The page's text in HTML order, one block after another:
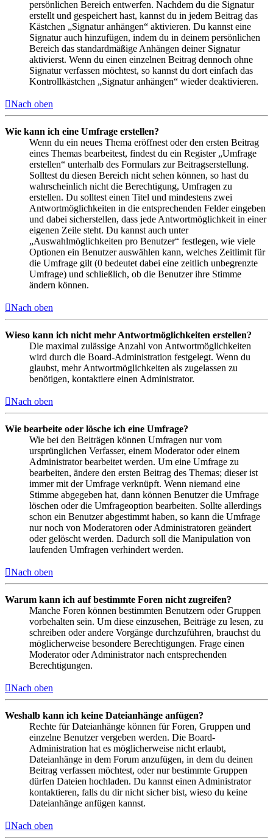
persönlichen Bereich entwerfen. Nachdem du die Signatur
erstellt und gespeichert hast, kannst du in jedem Beitrag das
Kästchen „Signatur anhängen“ aktivieren. Du kannst eine
Signatur auch hinzufügen, indem du in deinem persönlichen
Bereich das standardmäßige Anhängen deiner Signatur
aktivierst. Wenn du einen einzelnen Beitrag dennoch ohne
Signatur verfassen möchtest, so kannst du dort einfach das
Kontrollkästchen „Signatur anhängen“ wieder deaktivieren.
Nach oben
Wie kann ich eine Umfrage erstellen?
Wenn du ein neues Thema eröffnest oder den ersten Beitrag
eines Themas bearbeitest, findest du ein Register „Umfrage
erstellen“ unterhalb des Formulars zur Beitragserstellung.
Solltest du diesen Bereich nicht sehen können, so hast du
wahrscheinlich nicht die Berechtigung, Umfragen zu
erstellen. Du solltest einen Titel und mindestens zwei
Antwortmöglichkeiten in die entsprechenden Felder eingeben
und dabei sicherstellen, dass jede Antwortmöglichkeit in einer
eigenen Zeile steht. Du kannst auch unter
„Auswahlmöglichkeiten pro Benutzer“ festlegen, wie viele
Optionen ein Benutzer auswählen kann, welches Zeitlimit für
die Umfrage gilt (0 bedeutet dabei eine zeitlich unbegrenzte
Umfrage) und schließlich, ob die Benutzer ihre Stimme
ändern können.
Nach oben
Wieso kann ich nicht mehr Antwortmöglichkeiten erstellen?
Die maximal zulässige Anzahl von Antwortmöglichkeiten
wird durch die Board-Administration festgelegt. Wenn du
glaubst, mehr Antwortmöglichkeiten als zugelassen zu
benötigen, kontaktiere einen Administrator.
Nach oben
Wie bearbeite oder lösche ich eine Umfrage?
Wie bei den Beiträgen können Umfragen nur vom
ursprünglichen Verfasser, einem Moderator oder einem
Administrator bearbeitet werden. Um eine Umfrage zu
bearbeiten, ändere den ersten Beitrag des Themas; dieser ist
immer mit der Umfrage verknüpft. Wenn niemand eine
Stimme abgegeben hat, dann können Benutzer die Umfrage
löschen oder die Umfrageoption bearbeiten. Sollte allerdings
schon ein Benutzer abgestimmt haben, so kann die Umfrage
nur noch von Moderatoren oder Administratoren geändert
oder gelöscht werden. Dadurch soll die Manipulation von
laufenden Umfragen verhindert werden.
Nach oben
Warum kann ich auf bestimmte Foren nicht zugreifen?
Manche Foren können bestimmten Benutzern oder Gruppen
vorbehalten sein. Um diese einzusehen, Beiträge zu lesen, zu
schreiben oder andere Vorgänge durchzuführen, brauchst du
möglicherweise besondere Berechtigungen. Frage einen
Moderator oder Administrator nach entsprechenden
Berechtigungen.
Nach oben
Weshalb kann ich keine Dateianhänge anfügen?
Rechte für Dateianhänge können für Foren, Gruppen und
einzelne Benutzer vergeben werden. Die Board-
Administration hat es möglicherweise nicht erlaubt,
Dateianhänge in dem Forum anzufügen, in dem du deinen
Beitrag verfassen möchtest, oder nur bestimmte Gruppen
dürfen Dateien hochladen. Du kannst einen Administrator
kontaktieren, falls du dir nicht sicher bist, wieso du keine
Dateianhänge anfügen kannst.
Nach oben